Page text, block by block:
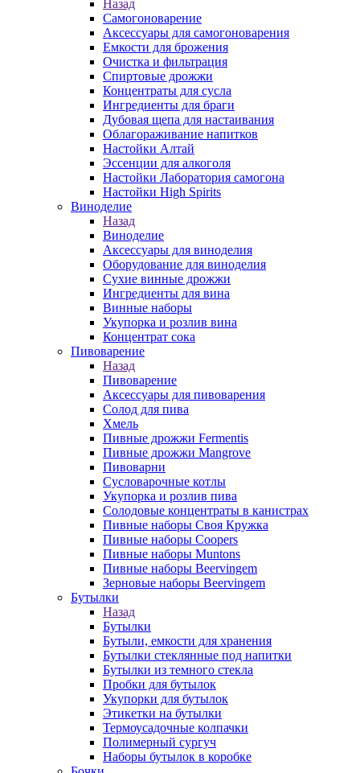
Назад
Самогоноварение
Аксессуары для самогоноварения
Емкости для брожения
Очистка и фильтрация
Спиртовые дрожжи
Концентраты для сусла
Ингредиенты для браги
Дубовая щепа для настаивания
Облагораживание напитков
Настойки Алтай
Эссенции для алкоголя
Настойки Лаборатория самогона
Настойки High Spirits
Виноделие
Назад
Виноделие
Аксессуары для виноделия
Оборудование для виноделия
Сухие винные дрожжи
Ингредиенты для вина
Винные наборы
Укупорка и розлив вина
Концентрат сока
Пивоварение
Назад
Пивоварение
Аксессуары для пивоварения
Солод для пива
Хмель
Пивные дрожжи Fermentis
Пивные дрожжи Mangrove
Пивоварни
Сусловарочные котлы
Укупорка и розлив пива
Солодовые концентраты в канистрах
Пивные наборы Своя Кружка
Пивные наборы Coopers
Пивные наборы Muntons
Пивные наборы Beervingem
Зерновые наборы Beervingem
Бутылки
Назад
Бутылки
Бутыли, емкости для хранения
Бутылки стеклянные под напитки
Бутылки из темного стекла
Пробки для бутылок
Укупорки для бутылок
Этикетки на бутылки
Термоусадочные колпачки
Полимерный сургуч
Наборы бутылок в коробке